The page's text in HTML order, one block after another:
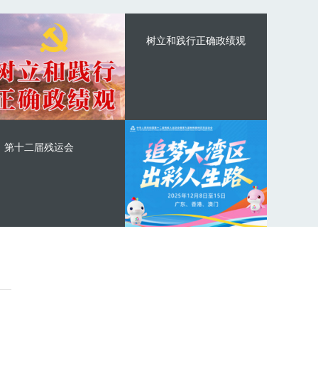
树立和践行正确政绩观
第十二届残运会